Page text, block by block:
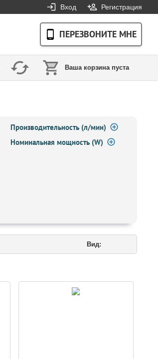
Вход Регистрация
ПЕРЕЗВОНИТЕ МНЕ
Ваша корзина пуста
Производительность (л/мин)
Номинальная мощность (W)
Вид: